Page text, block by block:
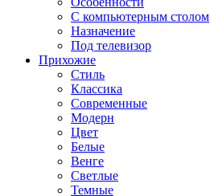
С компьютерным столом
Назначение
Под телевизор
Прихожие
Стиль
Классика
Современные
Модерн
Цвет
Белые
Венге
Светлые
Темные